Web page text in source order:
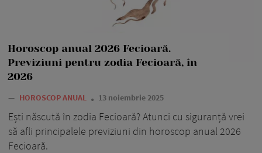
Horoscop anual 2026 Fecioară.
Previziuni pentru zodia Fecioară, în
2026
— HOROSCOP ANUAL 13 noiembrie 2025
Ești născută în zodia Fecioară? Atunci cu siguranță vrei
să afli principalele previziuni din horoscop anual 2026
Fecioară.